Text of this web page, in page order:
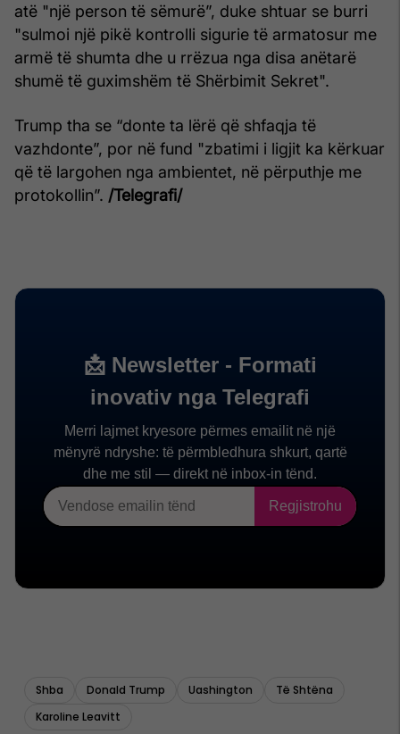
atë "një person të sëmurë”, duke shtuar se burri
"sulmoi një pikë kontrolli sigurie të armatosur me
armë të shumta dhe u rrëzua nga disa anëtarë
shumë të guximshëm të Shërbimit Sekret".
Trump tha se “donte ta lërë që shfaqja të
vazhdonte”, por në fund "zbatimi i ligjit ka kërkuar
që të largohen nga ambientet, në përputhje me
protokollin”. /Telegrafi/
Shba Donald Trump Uashington
Të Shtëna
Karoline Leavitt